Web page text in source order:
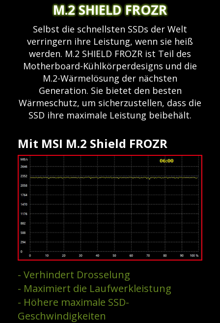
M.2 SHIELD FROZR
Selbst die schnellsten SSDs der Welt
verringern ihre Leistung, wenn sie heiß
werden. M.2 SHIELD FROZR ist Teil des
Motherboard-Kühlkörperdesigns und die
M.2-Wärmelösung der nächsten
Generation. Sie bietet den besten
Wärmeschutz, um sicherzustellen, dass die
SSD ihre maximale Leistung beibehält.
Mit MSI M.2 Shield FROZR
- Verhindert Drosselung
- Maximiert die Laufwerkleistung
- Höhere maximale SSD-
Geschwindigkeiten